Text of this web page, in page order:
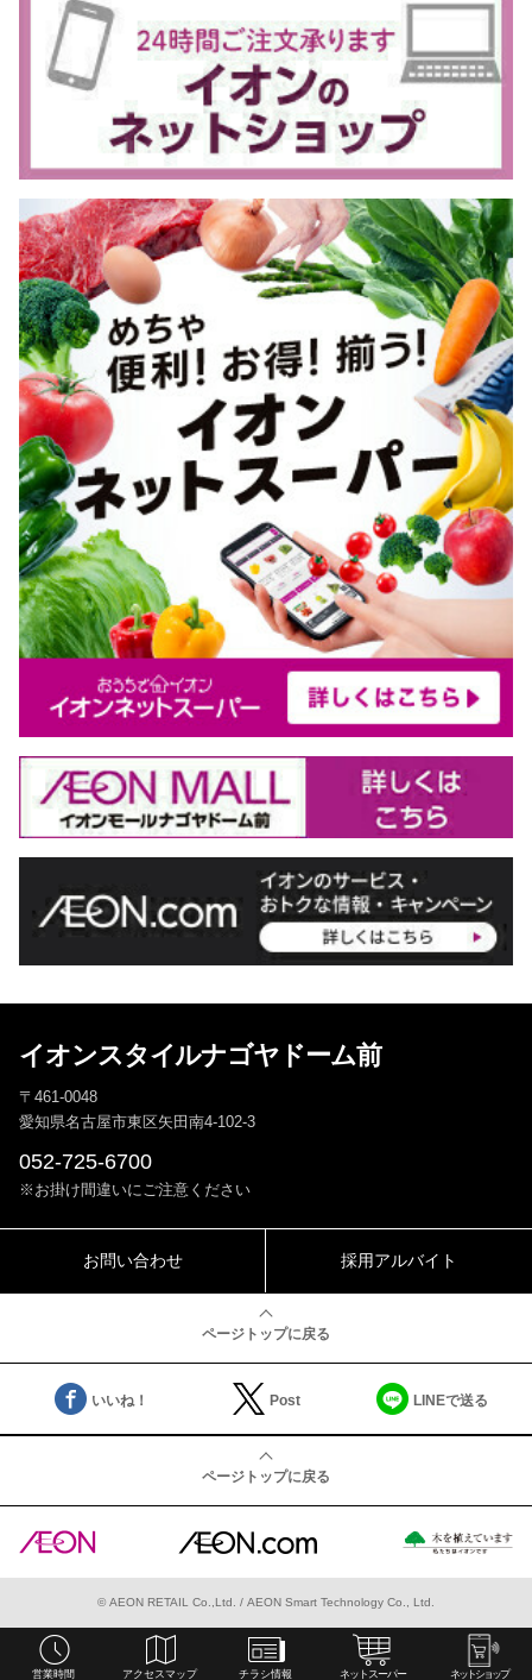
営業時間 アクセスマップ チラシ情報 ネットスーパー ネットショップ
イオンスタイルナゴヤドーム前
〒461-0048
愛知県名古屋市東区矢田南4-102-3
052-725-6700
※お掛け間違いにご注意ください
お問い合わせ 採用アルバイト
ページトップに戻る
いいね！ Post LINEで送る
ページトップに戻る
© AEON RETAIL Co.,Ltd. / AEON Smart Technology Co., Ltd.